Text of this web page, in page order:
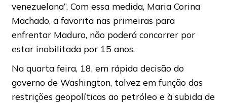
venezuelana”. Com essa medida, Maria Corina
Machado, a favorita nas primeiras para
enfrentar Maduro, não poderá concorrer por
estar inabilitada por 15 anos.
Na quarta feira, 18, em rápida decisão do
governo de Washington, talvez em função das
restrições geopolíticas ao petróleo e à subida de